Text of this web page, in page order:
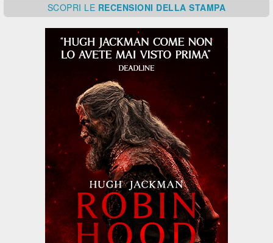
SCOPRI LE RECENSIONI DELLA STAMPA